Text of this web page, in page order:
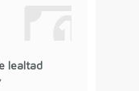
lealtad